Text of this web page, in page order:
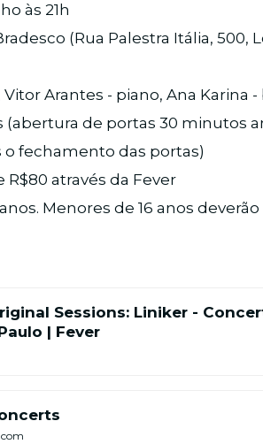
às 21h
(Rua Palestra Itália, 500,
Arantes - piano, Ana Karina -
(abertura de portas 30 minutos
o fechamento das portas)
R$80 através da Fever
Menores de 16 anos
Sessions: Liniker -
| Fever